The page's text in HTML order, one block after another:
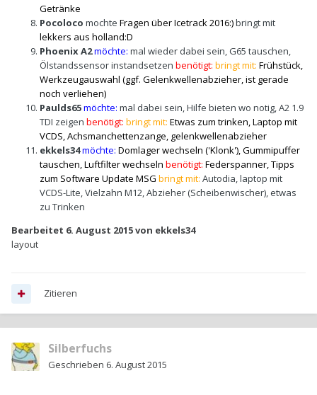
Getränke
Pocoloco mochte Fragen über Icetrack 2016:)bringt mit
lekkers aus holland:D
Phoenix A2möchte: mal wieder dabei sein, G65 tauschen,
Ölstandssensor instandsetzen benötigt: bringt mit: Frühstück,
Werkzeugauswahl (ggf. Gelenkwellenabzieher, ist gerade
noch verliehen)
Paulds65möchte: mal dabei sein, Hilfe bieten wo notig, A2 1.9
TDI zeigen benötigt: bringt mit: Etwas zum trinken, Laptop mit
VCDS, Achsmanchettenzange, gelenkwellenabzieher
ekkels34möchte: Domlager wechseln ('Klonk'), Gummipuffer
tauschen, Luftfilter wechseln benötigt: Federspanner, Tipps
zum Software Update MSG bringt mit: Autodia, laptop mit
VCDS-Lite, Vielzahn M12, Abzieher (Scheibenwischer), etwas
zu Trinken
Bearbeitet 6. August 2015von ekkels34
layout
Zitieren
Silberfuchs
Geschrieben 6. August 2015